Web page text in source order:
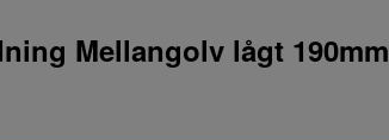
Mellangolv lågt 190mm